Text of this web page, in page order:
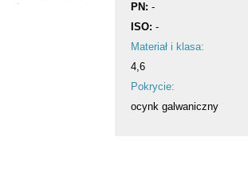
Hurtownia wkrętów
Kontakt
PN: -
ISO: -
Materiał i klasa:
4,6
Pokrycie:
ocynk galwaniczny